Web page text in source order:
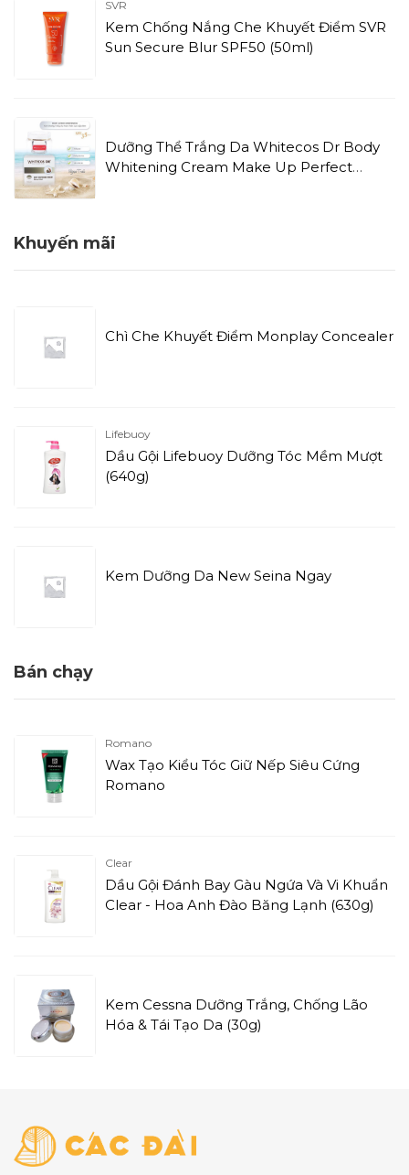
SVR
Kem Chống Nắng Che Khuyết Điểm SVR
Sun Secure Blur SPF50 (50ml)
Dưỡng Thể Trắng Da Whitecos Dr Body
Whitening Cream Make Up Perfect
Khuyến mãi
Chì Che Khuyết Điểm Monplay Concealer
Lifebuoy
Dầu Gội Lifebuoy Dưỡng Tóc Mềm Mượt
(640g)
Kem Dưỡng Da New Seina Ngay
Bán chạy
Romano
Wax Tạo Kiểu Tóc Giữ Nếp Siêu Cứng
Romano
Clear
Dầu Gội Đánh Bay Gàu Ngứa Và Vi Khuẩn
Clear - Hoa Anh Đào Băng Lạnh (630g)
Kem Cessna Dưỡng Trắng, Chống Lão
Hóa & Tái Tạo Da (30g)